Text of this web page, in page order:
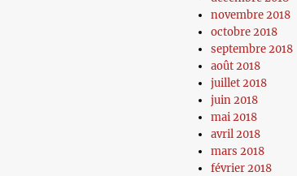
novembre 2018
octobre 2018
septembre 2018
août 2018
juillet 2018
juin 2018
mai 2018
avril 2018
mars 2018
février 2018